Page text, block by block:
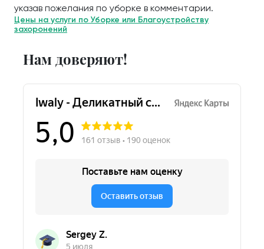
указав пожелания по уборке в комментарии.
Цены на услуги по Уборке или Благоустройству
захоронений
Нам доверяют!